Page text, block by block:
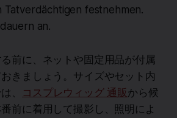
Tatverdächtigen festnehmen.
an.
前に、ネットや固定用品が付属
きましょう。サイズやセット内
、
コスプレウィッグ 通販 から候
前に着用して撮影し、照明によ